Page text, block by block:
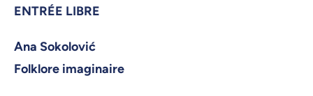
ENTRÉE LIBRE
Ana Sokolović
Folklore imaginaire